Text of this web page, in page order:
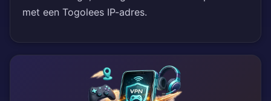
met een Togolees IP-adres.